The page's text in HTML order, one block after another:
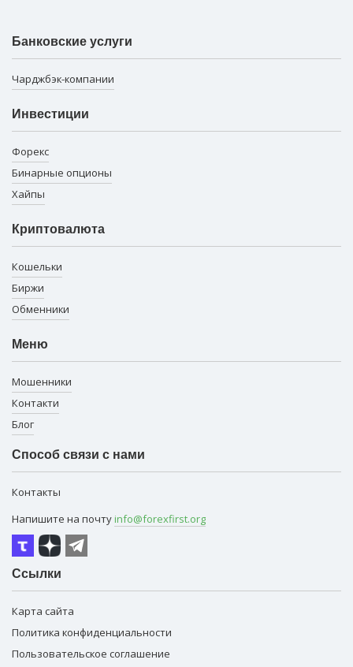
Банковские услуги
Чарджбэк-компании
Инвестиции
Форекс
Бинарные опционы
Хайпы
Криптовалюта
Кошельки
Биржи
Обменники
Меню
Мошенники
Контакти
Блог
Способ связи с нами
Контакты
Напишите на почту info@forexfirst.org
Ссылки
Карта сайта
Политика конфиденциальности
Пользовательское соглашение